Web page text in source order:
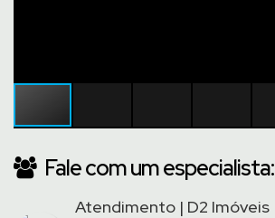
Fale com um especialista:
Atendimento | D2 Imóveis